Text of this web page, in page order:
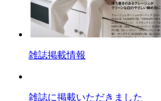
雑誌掲載情報
雑誌に掲載いただきました